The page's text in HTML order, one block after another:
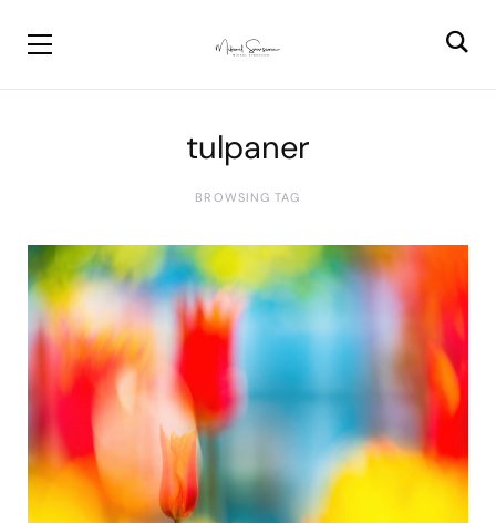
tulpaner
BROWSING TAG